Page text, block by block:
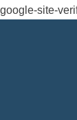
google-site-